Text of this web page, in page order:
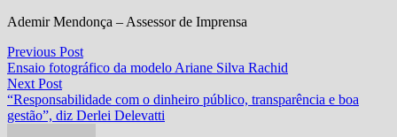
Ademir Mendonça – Assessor de Imprensa
Navegação
de
Post
Previous PostPrevious
post:
Ensaio fotográfico da modelo Ariane Silva Rachid
Next PostNext
post:
“Responsabilidade com o dinheiro público, transparência e boa
gestão”, diz Derlei Delevatti